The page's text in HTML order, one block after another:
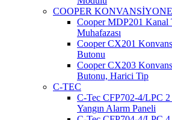
COOPER
Cooper MDP201 Kanal
Muhafazası
Cooper CX201
Butonu
Cooper CX203
Butonu, Harici Tip
C-TEC
C-Tec CFP702-4/LPC
Yangın Alarm Paneli